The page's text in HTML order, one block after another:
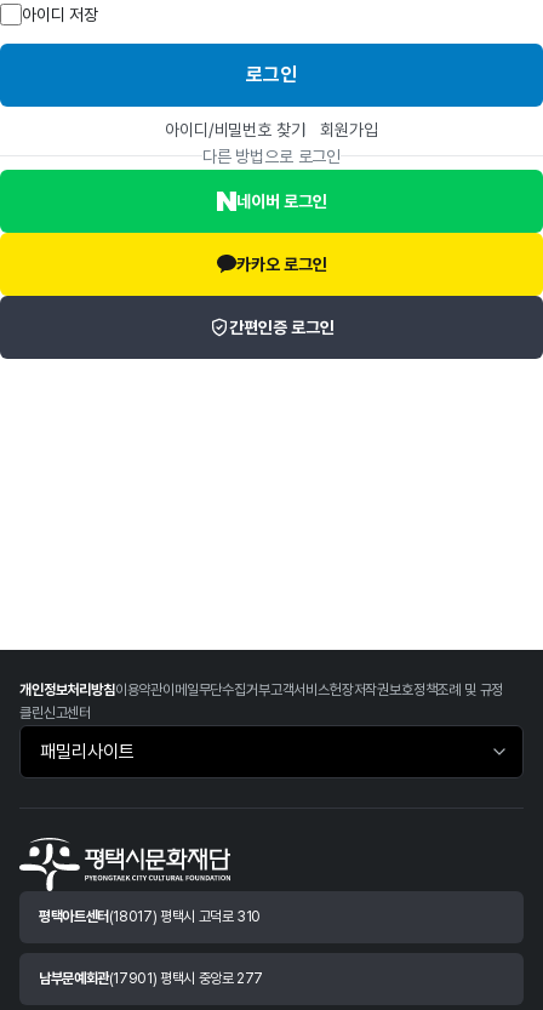
아이디 저장
로그인
아이디/비밀번호 찾기
회원가입
다른 방법으로 로그인
네이버 로그인
카카오 로그인
간편인증 로그인
개인정보처리방침이용약관이메일무단수집거부고객서비스헌장저작권보호정책조례 및 규정
클린신고센터
패밀리사이트 바로가기
평택아트센터 (18017) 평택시 고덕로 310
남부문예회관(17901) 평택시 중앙로 277